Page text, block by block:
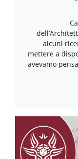
alcuni
mettere a
avevamo